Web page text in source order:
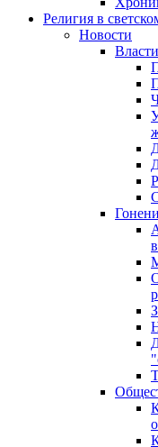
Религия в
Новости
Власти